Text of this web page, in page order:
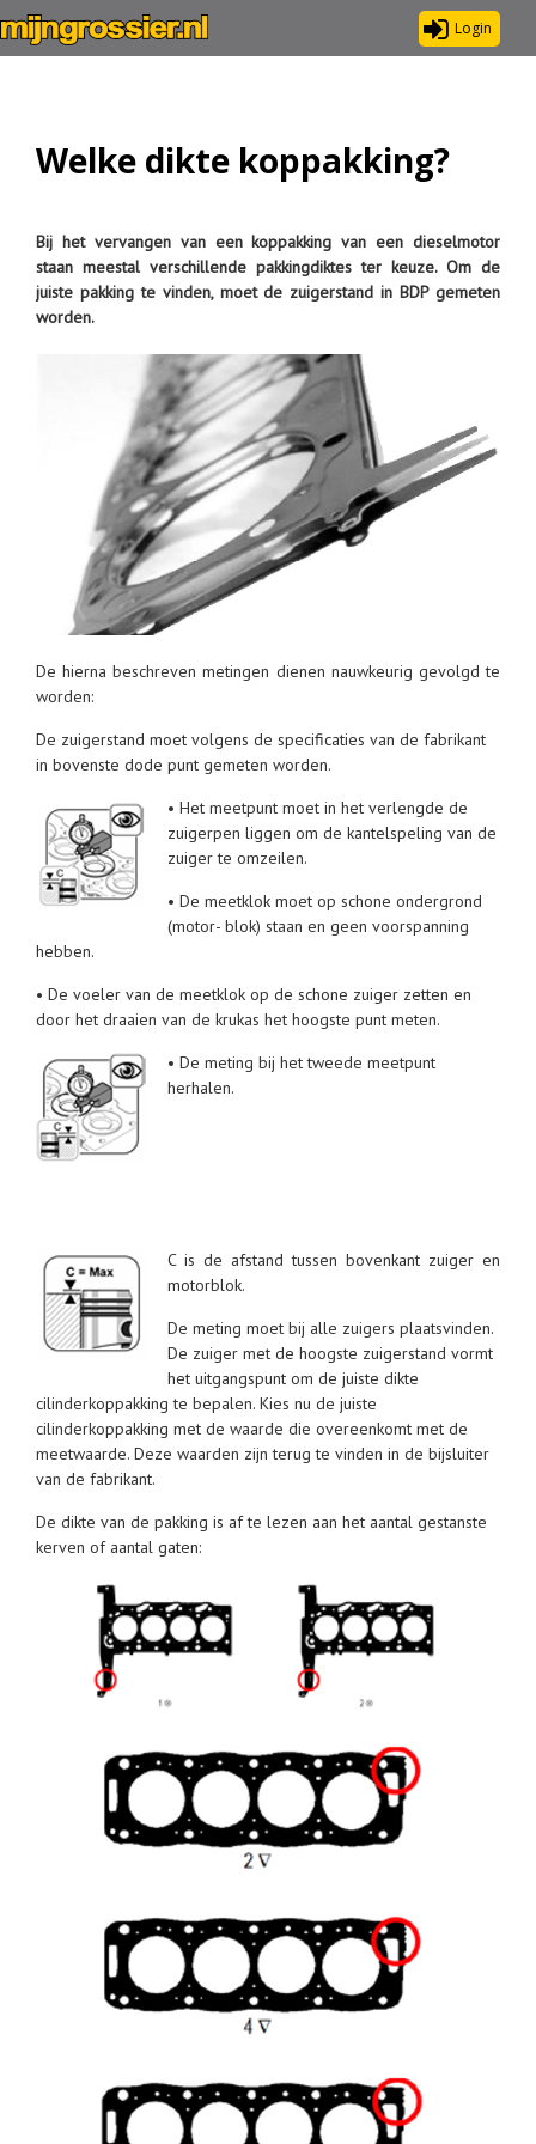
Login
Welke dikte koppakking?
Bij het vervangen van een koppakking van een dieselmotor
staan meestal verschillende pakkingdiktes ter keuze. Om de
juiste pakking te vinden, moet de zuigerstand in BDP gemeten
worden.
De hierna beschreven metingen dienen nauwkeurig gevolgd te
worden:
De zuigerstand moet volgens de specificaties van de fabrikant
in bovenste dode punt gemeten worden.
• Het meetpunt moet in het verlengde de
zuigerpen liggen om de kantelspeling van de
zuiger te omzeilen.
• De meetklok moet op schone ondergrond
(motor- blok) staan en geen voorspanning
hebben.
• De voeler van de meetklok op de schone zuiger zetten en
door het draaien van de krukas het hoogste punt meten.
• De meting bij het tweede meetpunt
herhalen.
C is de afstand tussen bovenkant zuiger en
motorblok.
De meting moet bij alle zuigers plaatsvinden.
De zuiger met de hoogste zuigerstand vormt
het uitgangspunt om de juiste dikte
cilinderkoppakking te bepalen. Kies nu de juiste
cilinderkoppakking met de waarde die overeenkomt met de
meetwaarde. Deze waarden zijn terug te vinden in de bijsluiter
van de fabrikant.
De dikte van de pakking is af te lezen aan het aantal gestanste
kerven of aantal gaten: